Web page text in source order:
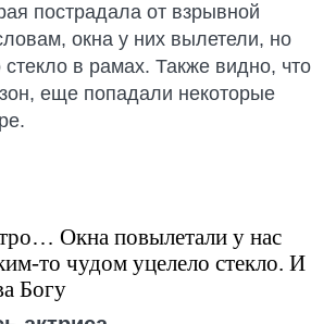
пострадала от взрывной
окна у них вылетели, но
в рамах. Также видно, что
еще попадали некоторые
Окна повылетали у нас
то чудом уцелело стекло. И
Богу